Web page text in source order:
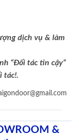
dịch vụ & làm
“Đối tác tin cậy”
tác!.
&